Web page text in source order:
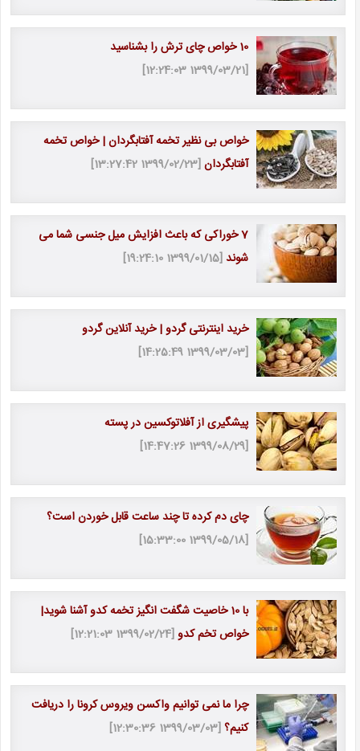
10 خواص چای ترش را بشناسید
[1399/03/21 12:24:03]
خواص بی نظیر تخمه آفتابگردان | خواص تخمه
آفتابگردان[1399/02/23 13:27:42]
7 خوراکی که باعث افزایش میل جنسی شما می
شوند[1399/01/15 19:24:10]
خرید اینترنتی گردو | خرید آنلاین گردو
[1399/03/03 14:25:49]
پیشگیری از آفلاتوکسین در پسته
[1399/08/29 14:47:26]
چای دم کرده تا چند ساعت قابل خوردن است؟
[1399/05/18 15:33:00]
با 10 خاصیت شگفت انگیز تخمه کدو آشنا شوید|
خواص تخم کدو[1399/02/24 12:21:03]
چرا ما نمی توانیم واکسن ویروس کرونا را دریافت
کنیم؟[1399/03/03 12:30:36]